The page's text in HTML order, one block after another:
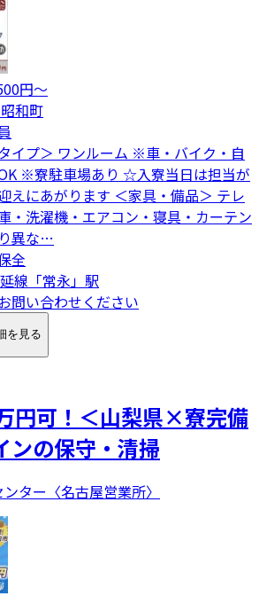
円〜
和町
イプ＞ ワンルーム ※車・バイク・自
※寮駐車場あり ☆入寮当日は担当が
えにあがります ＜家具・備品＞ テレ
・洗濯機・エアコン・寝具・カーテン
異な…
全
線「常永」駅
問い合わせください
を見る
円可！＜山梨県×寮完備
ンの保守・清掃
ター〈名古屋営業所〉